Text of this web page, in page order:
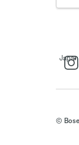
Japan
©